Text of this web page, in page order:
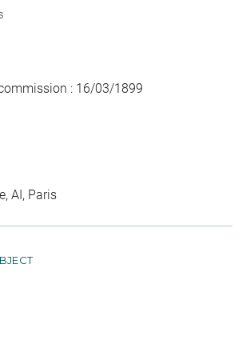
: 16/03/1899
AI, Paris